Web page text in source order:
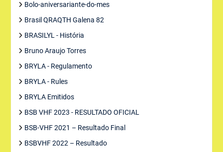
Bolo-aniversariante-do-mes
Brasil QRAQTH Galena 82
BRASILYL - História
Bruno Araujo Torres
BRYLA - Regulamento
BRYLA - Rules
BRYLA Emitidos
BSB VHF 2023 - RESULTADO OFICIAL
BSB-VHF 2021 – Resultado Final
BSBVHF 2022 – Resultado